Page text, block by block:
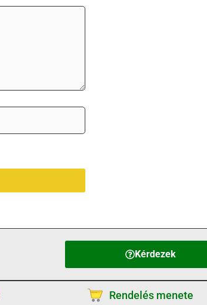
Kérdezek
Rendelés menete